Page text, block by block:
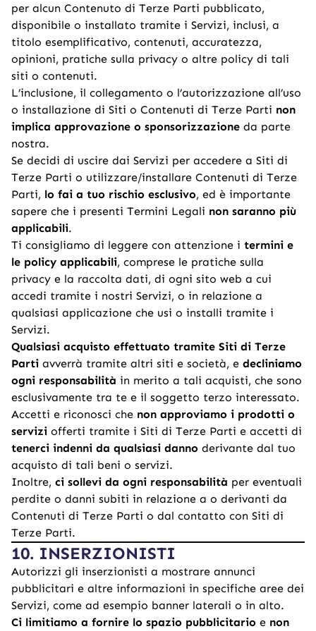
per alcun Contenuto di Terze Parti pubblicato,
disponibile o installato tramite i Servizi, inclusi, a
titolo esemplificativo, contenuti, accuratezza,
opinioni, pratiche sulla privacy o altre policy di tali
siti o contenuti.
L’inclusione, il collegamento o l’autorizzazione all’uso
o installazione di Siti o Contenuti di Terze Parti non
implica approvazione o sponsorizzazione da parte
nostra.
Se decidi di uscire dai Servizi per accedere a Siti di
Terze Parti o utilizzare/installare Contenuti di Terze
Parti, lo fai a tuo rischio esclusivo, ed è importante
sapere che i presenti Termini Legali non saranno più
applicabili.
Ti consigliamo di leggere con attenzione i termini e
le policy applicabili, comprese le pratiche sulla
privacy e la raccolta dati, di ogni sito web a cui
accedi tramite i nostri Servizi, o in relazione a
qualsiasi applicazione che usi o installi tramite i
Servizi.
Qualsiasi acquisto effettuato tramite Siti di Terze
Parti avverrà tramite altri siti e società, e decliniamo
ogni responsabilità in merito a tali acquisti, che sono
esclusivamente tra te e il soggetto terzo interessato.
Accetti e riconosci che non approviamo i prodotti o
servizi offerti tramite i Siti di Terze Parti e accetti di
tenerci indenni da qualsiasi danno derivante dal tuo
acquisto di tali beni o servizi.
Inoltre, ci sollevi da ogni responsabilità per eventuali
perdite o danni subiti in relazione a o derivanti da
Contenuti di Terze Parti o dal contatto con Siti di
Terze Parti.
10. INSERZIONISTI
Autorizzi gli inserzionisti a mostrare annunci
pubblicitari e altre informazioni in specifiche aree dei
Servizi, come ad esempio banner laterali o in alto.
Ci limitiamo a fornire lo spazio pubblicitario e non